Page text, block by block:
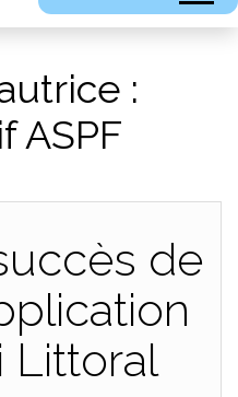
:
ASPF
de
Littoral